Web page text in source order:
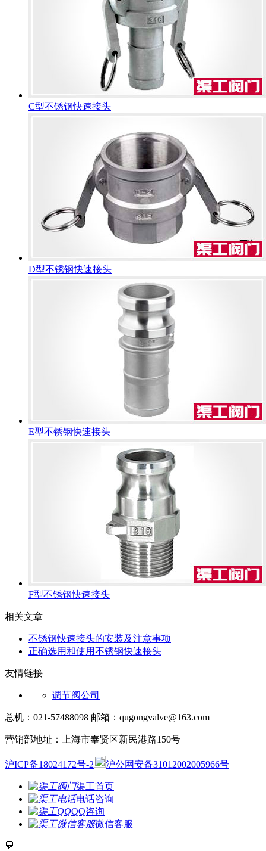
C型不锈钢快速接头
D型不锈钢快速接头
E型不锈钢快速接头
F型不锈钢快速接头
相关文章
不锈钢快速接头的安装及注意事项
正确选用和使用不锈钢快速接头
友情链接
调节阀公司
总机：021-57488098 邮箱：qugongvalve@163.com
营销部地址：上海市奉贤区新民港路150号
沪ICP备18024172号-2 沪公网安备31012002005966号
渠工首页
电话咨询
QQ咨询
微信客服
💬